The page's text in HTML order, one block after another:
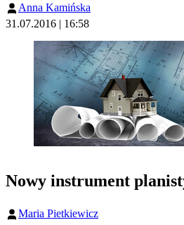
Anna Kamińska
31.07.2016 | 16:58
Nowy instrument
Maria Pietkiewicz